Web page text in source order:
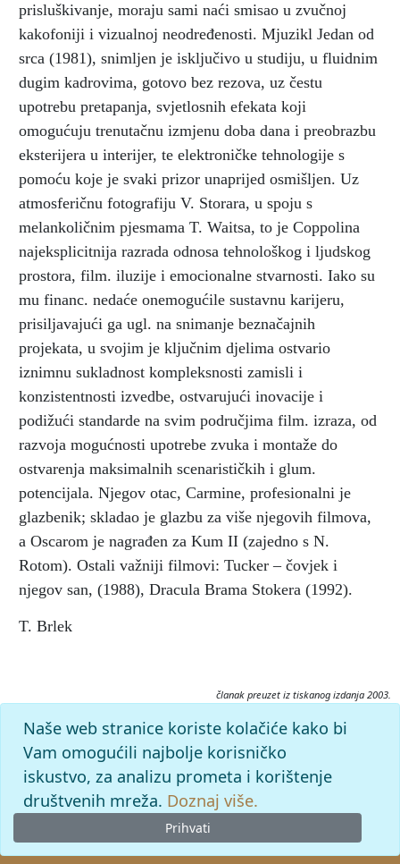
prisluškivanje, moraju sami naći smisao u zvučnoj
kakofoniji i vizualnoj neodređenosti. Mjuzikl Jedan od
srca (1981), snimljen je isključivo u studiju, u fluidnim
dugim kadrovima, gotovo bez rezova, uz čestu
upotrebu pretapanja, svjetlosnih efekata koji
omogućuju trenutačnu izmjenu doba dana i preobrazbu
eksterijera u interijer, te elektroničke tehnologije s
pomoću koje je svaki prizor unaprijed osmišljen. Uz
atmosferičnu fotografiju V. Storara, u spoju s
melankoličnim pjesmama T. Waitsa, to je Coppolina
najeksplicitnija razrada odnosa tehnološkog i ljudskog
prostora, film. iluzije i emocionalne stvarnosti. Iako su
mu financ. nedaće onemogućile sustavnu karijeru,
prisiljavajući ga ugl. na snimanje beznačajnih
projekata, u svojim je ključnim djelima ostvario
iznimnu sukladnost kompleksnosti zamisli i
konzistentnosti izvedbe, ostvarujući inovacije i
podižući standarde na svim područjima film. izraza, od
razvoja mogućnosti upotrebe zvuka i montaže do
ostvarenja maksimalnih scenarističkih i glum.
potencijala. Njegov otac, Carmine, profesionalni je
glazbenik; skladao je glazbu za više njegovih filmova,
a Oscarom je nagrađen za Kum II (zajedno s N.
Rotom). Ostali važniji filmovi: Tucker – čovjek i
njegov san, (1988), Dracula Brama Stokera (1992).
T. Brlek
članak preuzet iz tiskanog izdanja 2003.
Citiranje:
Coppola, Francis Ford.
Filmski leksikon (2003), mrežno izdanje.
Leksikografski zavod Miroslav Krleža, 2026. Pristupljeno
8.8.2026. <https://film.lzmk.hr/clanak/coppola-francis-ford>.
Naše web stranice koriste kolačiće kako bi
Vam omogućili najbolje korisničko
iskustvo, za analizu prometa i korištenje
društvenih mreža. Doznaj više.
Prihvati
© 2026Leksikografski zavodMiroslav Krleža